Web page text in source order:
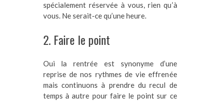
spécialement réservée à vous, rien qu’à
vous. Ne serait-ce qu’une heure.
2. Faire le point
Oui la rentrée est synonyme d’une
reprise de nos rythmes de vie effrenée
mais continuons à prendre du recul de
temps à autre pour faire le point sur ce